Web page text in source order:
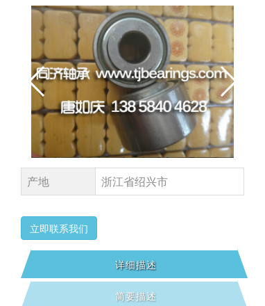
产地 浙江省绍兴市
立即联系我们
详细描述
简要描述